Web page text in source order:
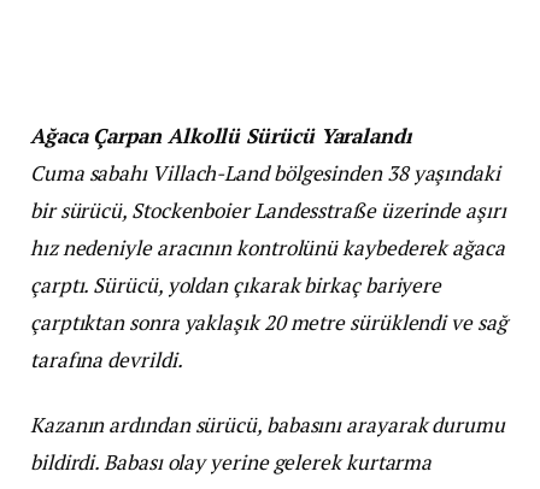
Ağaca Çarpan Alkollü Sürücü Yaralandı
Cuma sabahı Villach-Land bölgesinden 38 yaşındaki
bir sürücü, Stockenboier Landesstraße üzerinde aşırı
hız nedeniyle aracının kontrolünü kaybederek ağaca
çarptı. Sürücü, yoldan çıkarak birkaç bariyere
çarptıktan sonra yaklaşık 20 metre sürüklendi ve sağ
tarafına devrildi.
Kazanın ardından sürücü, babasını arayarak durumu
bildirdi. Babası olay yerine gelerek kurtarma